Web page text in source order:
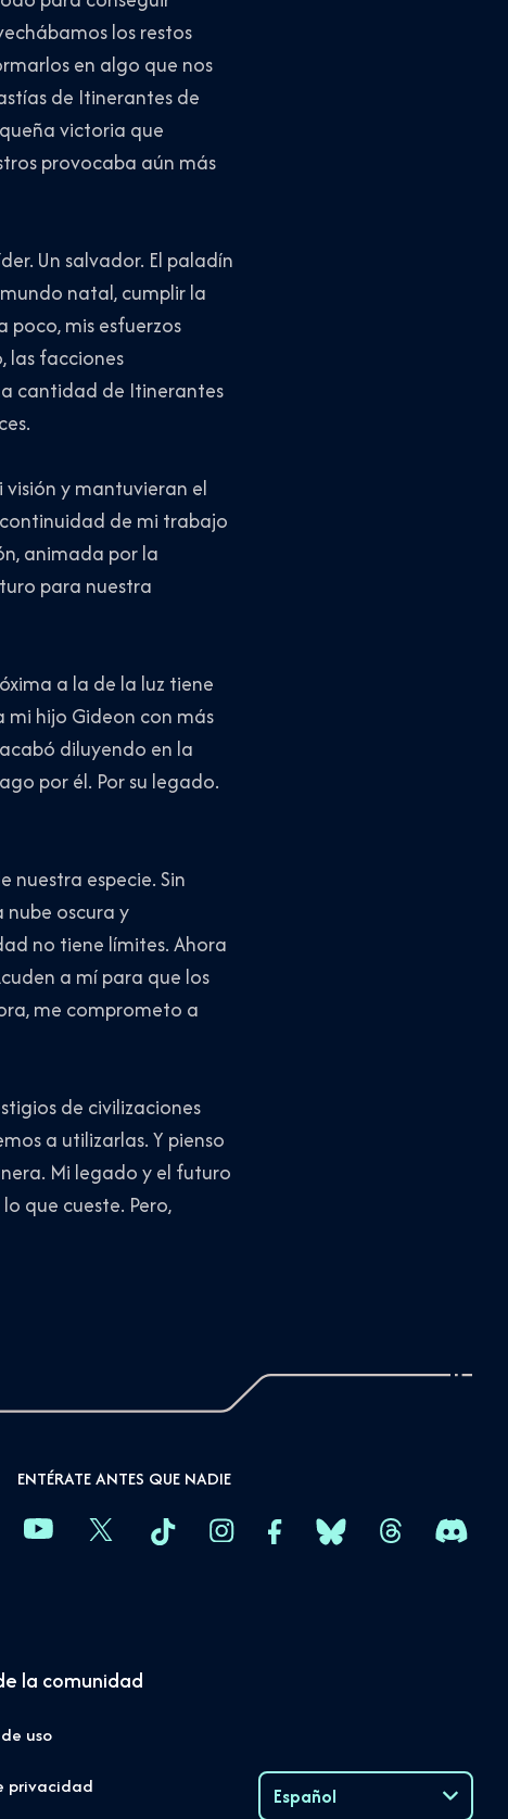
los restos
en algo que nos
de Itinerantes de
victoria que
provocaba aún más
Un salvador. El paladín
natal, cumplir la
mis esfuerzos
las facciones
cantidad de Itinerantes
y mantuvieran el
de mi trabajo
animada por la
para nuestra
a la de la luz tiene
hijo Gideon con más
diluyendo en la
por él. Por su legado.
especie. Sin
nube oscura y
no tiene límites. Ahora
a mí para que los
me comprometo a
de civilizaciones
a utilizarlas. Y pienso
Mi legado y el futuro
que cueste. Pero,
ENTÉRATE ANTES QUE NADIE
la comunidad
uso
privacidad Español